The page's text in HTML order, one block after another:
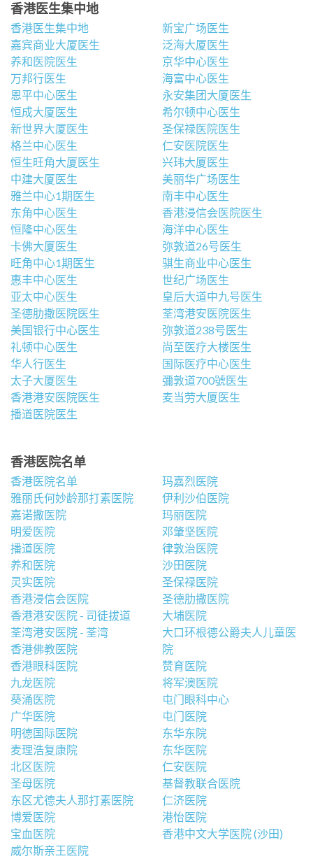
香港医生集中地
香港医生集中地
嘉宾商业大厦医生
养和医院医生
万邦行医生
恩平中心医生
恒成大厦医生
新世界大厦医生
格兰中心医生
恒生旺角大厦医生
中建大厦医生
雅兰中心1期医生
东角中心医生
恒隆中心医生
卡佛大厦医生
旺角中心1期医生
惠丰中心医生
亚太中心医生
圣德肋撒医院医生
美国银行中心医生
礼顿中心医生
华人行医生
太子大厦医生
香港港安医院医生
播道医院医生
新宝广场医生
泛海大厦医生
京华中心医生
海富中心医生
永安集团大厦医生
希尔顿中心医生
圣保禄医院医生
仁安医院医生
兴玮大厦医生
美丽华广场医生
南丰中心医生
香港浸信会医院医生
海洋中心医生
弥敦道26号医生
骐生商业中心医生
世纪广场医生
皇后大道中九号医生
荃湾港安医院医生
弥敦道238号医生
尚至医疗大楼医生
国际医疗中心医生
彌敦道700號医生
麦当劳大厦医生
香港医院名单
香港医院名单
雅丽氏何妙龄那打素医院
嘉诺撒医院
明爱医院
播道医院
养和医院
灵实医院
香港浸信会医院
香港港安医院 - 司徒拔道
荃湾港安医院 - 荃湾
香港佛教医院
香港眼科医院
九龙医院
葵涌医院
广华医院
明德国际医院
麦理浩复康院
北区医院
圣母医院
东区尤德夫人那打素医院
博爱医院
宝血医院
威尔斯亲王医院
玛嘉烈医院
伊利沙伯医院
玛丽医院
邓肇坚医院
律敦治医院
沙田医院
圣保禄医院
圣德肋撒医院
大埔医院
大口环根德公爵夫人儿童医
院
赞育医院
将军澳医院
屯门眼科中心
屯门医院
东华东院
东华医院
仁安医院
基督教联合医院
仁济医院
港怡医院
香港中文大学医院 (沙田)